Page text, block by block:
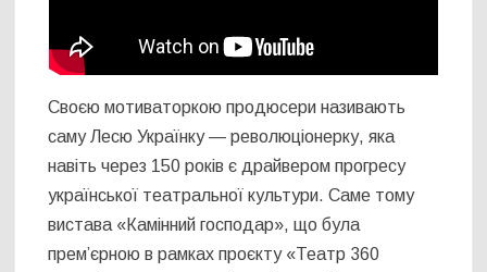
Своєю мотиваторкою продюсери називають
саму Лесю Українку — революціонерку, яка
навіть через 150 років є драйвером прогресу
української театральної культури. Саме тому
вистава «Камінний господар», що була
прем’єрною в рамках проєкту «Театр 360